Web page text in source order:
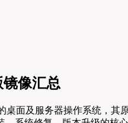
镜像汇总
桌面及服务器操作系统，其